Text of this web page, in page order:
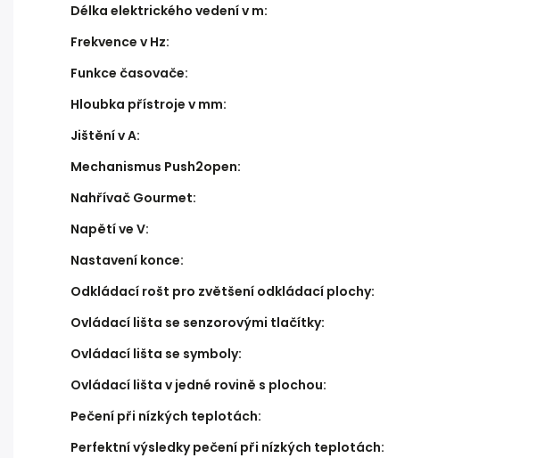
Délka elektrického vedení v m:
Frekvence v Hz:
Funkce časovače:
Hloubka přístroje v mm:
Jištění v A:
Mechanismus Push2open:
Nahřívač Gourmet:
Napětí ve V:
Nastavení konce:
Odkládací rošt pro zvětšení odkládací plochy:
Ovládací lišta se senzorovými tlačítky:
Ovládací lišta se symboly:
Ovládací lišta v jedné rovině s plochou:
Pečení při nízkých teplotách:
Perfektní výsledky pečení při nízkých teplotách: